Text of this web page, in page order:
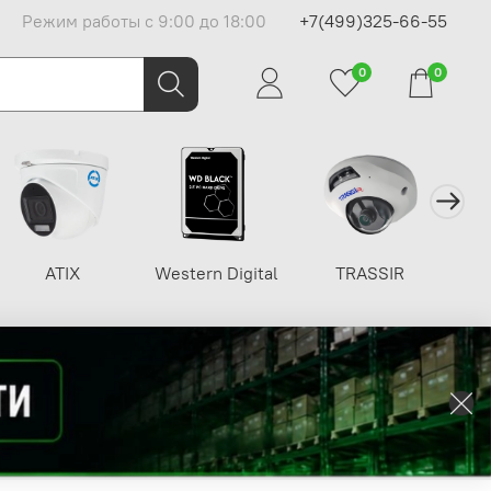
Режим работы с 9:00 до 18:00 +7(499)325-66-55
0 0
ATIX Western Digital TRASSIR